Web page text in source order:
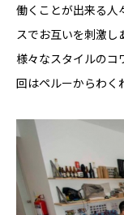
働くことが出来る人
スでお互いを刺激
様々なスタイルのコ
回はペルーからわく